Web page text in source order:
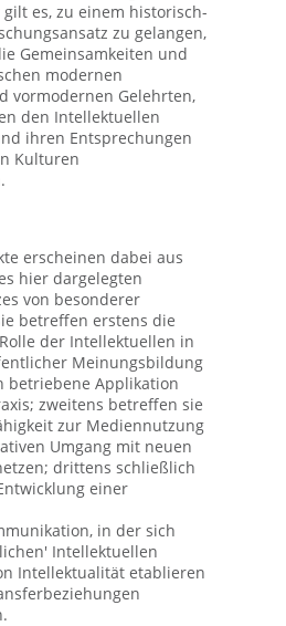
es, zu einem historisch-
zu gelangen,
Gemeinsamkeiten und
modernen
vormodernen Gelehrten,
den Intellektuellen
ihren Entsprechungen
Kulturen
erscheinen dabei aus
hier dargelegten
von besonderer
betreffen erstens die
der Intellektuellen in
Meinungsbildung
betriebene Applikation
zweitens betreffen sie
zur Mediennutzung
Umgang mit neuen
drittens schließlich
einer
in der sich
Intellektuellen
Intellektualität etablieren